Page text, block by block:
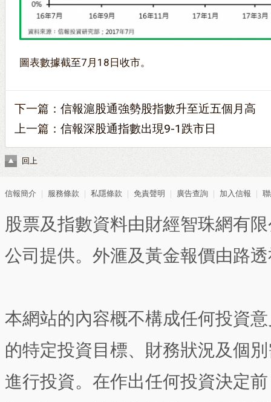
圖表數據截至7月18日收市。
下一篇： 信報滬股通強勢股指數升至近五個月高
上一篇： 信報深股通指數出現9-1跌市日
回上
信報簡介 服務條款 私隱條款 免責聲明 廣告查詢 加入信報
股票及指數資料由財經智珠網有
公司提供。外滙及黃金報價由路
本網站的內容概不構成任何投資
的特定投資目標、財務狀況及個
進行投資。在作出任何投資決定